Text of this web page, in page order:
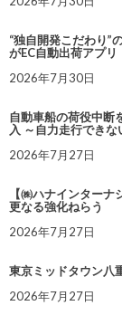
“独自開発こだわり”
がEC自動出荷アプ
2026年7月30日
自動車船の荷役中断
入 ～自力走行でき
2026年7月27日
【㈱ハナインター
更なる強化ねらう
2026年7月27日
東京ミッドタウン八
2026年7月27日